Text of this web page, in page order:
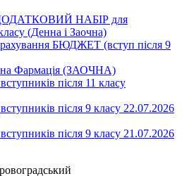
ДОДАТКОВИЙ НАБІР для
(Денна і Заочна)
БЮДЖЕТ (вступ після 9
на Фармація (ЗАОЧНА)
після 11 класу
вступників після 9 класу 22.07.2026
вступників після 9 класу 21.07.2026